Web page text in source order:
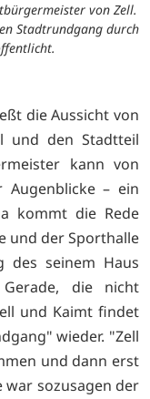
von Zell.
Stadtrundgang durch
die Aussicht von
und den Stadtteil
kann von
– ein
kommt die Rede
und der Sporthalle
des seinem Haus
Gerade, die nicht
und Kaimt findet
wieder. "Zell
und dann erst
war sozusagen der